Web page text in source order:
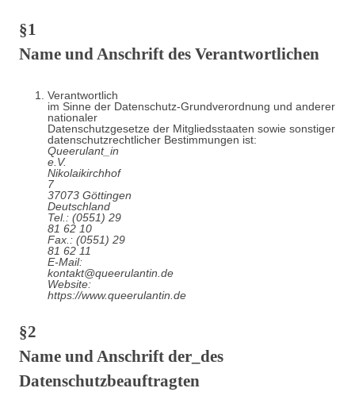
§1
Name und Anschrift des Verantwortlichen
Verantwortlich
im Sinne der Datenschutz-Grundverordnung und anderer
nationaler
Datenschutzgesetze der Mitgliedsstaaten sowie sonstiger
datenschutzrechtlicher Bestimmungen ist:
Queerulant_in
e.V.
Nikolaikirchhof
7
37073 Göttingen
Deutschland
Tel.: (0551) 29
81 62 10
Fax.: (0551) 29
81 62 11
E-Mail:
kontakt@queerulantin.de
Website:
https://www.queerulantin.de
§2
Name und Anschrift der_des
Datenschutzbeauftragten